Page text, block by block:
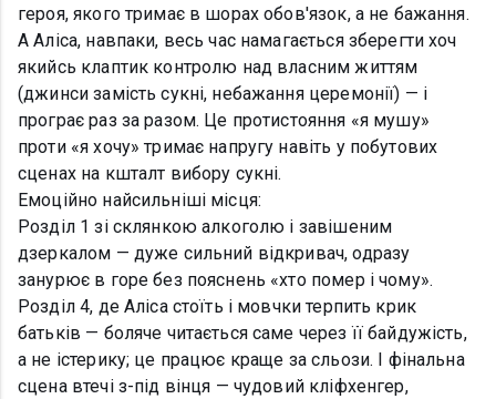
героя, якого тримає в шорах обов'язок, а не бажання.
А Аліса, навпаки, весь час намагається зберегти хоч
якийсь клаптик контролю над власним життям
(джинси замість сукні, небажання церемонії) — і
програє раз за разом. Це протистояння «я мушу»
проти «я хочу» тримає напругу навіть у побутових
сценах на кшталт вибору сукні.
Емоційно найсильніші місця:
Розділ 1 зі склянкою алкоголю і завішеним
дзеркалом — дуже сильний відкривач, одразу
занурює в горе без пояснень «хто помер і чому».
Розділ 4, де Аліса стоїть і мовчки терпить крик
батьків — боляче читається саме через її байдужість,
а не істерику; це працює краще за сльози. І фінальна
сцена втечі з-під вінця — чудовий кліфхенгер,